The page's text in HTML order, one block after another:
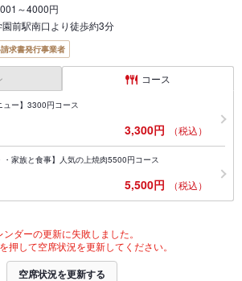
～4000円
前駅南口より徒歩約3分
求書発行事業者
コース
ュー】3300円コース
3,300円 （税込）
・家族と食事】人気の上焼肉5500円コース
5,500円 （税込）
ンダーの更新に失敗しました。
押して空席状況を更新してください。
空席状況を更新する